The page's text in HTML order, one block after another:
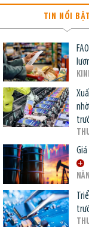
TIN NỔI BẬT